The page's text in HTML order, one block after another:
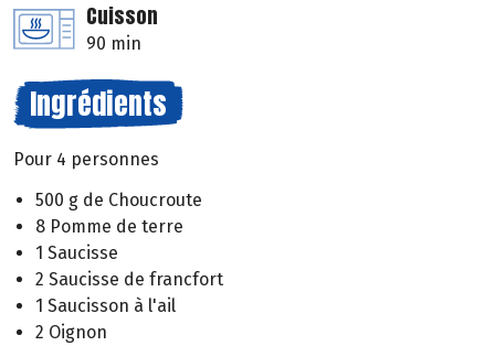
Cuisson
90 min
Ingrédients
Pour 4 personnes
500 g de Choucroute
8 Pomme de terre
1 Saucisse
2 Saucisse de francfort
1 Saucisson à l'ail
2 Oignon